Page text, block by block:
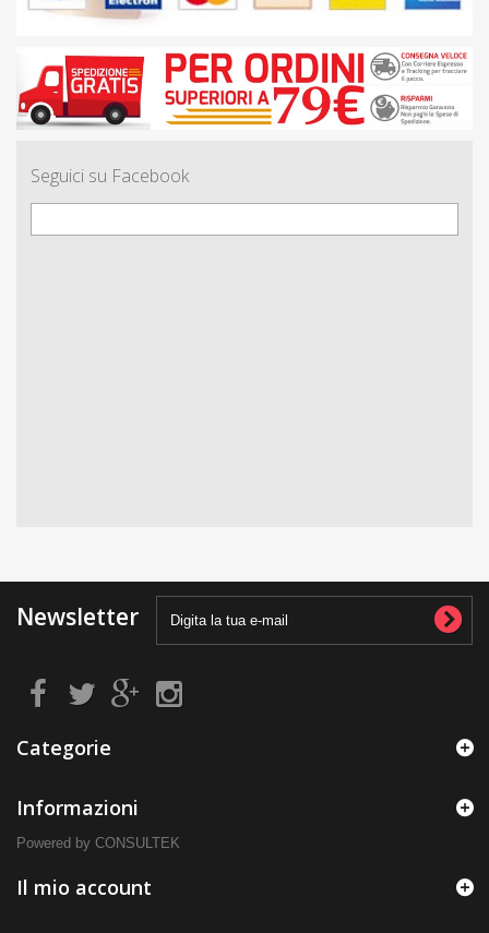
Seguici su Facebook
Newsletter
Categorie
Informazioni
Powered by CONSULTEK
Il mio account